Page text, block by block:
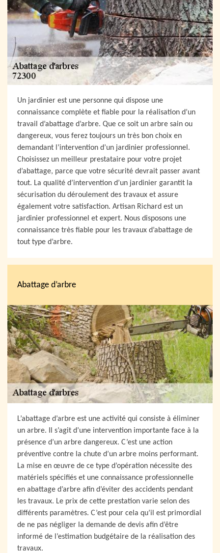
Un jardinier est une personne qui dispose une
connaissance complète et fiable pour la réalisation d’un
travail d’abattage d’arbre. Que ce soit un arbre sain ou
dangereux, vous ferez toujours un très bon choix en
demandant l’intervention d’un jardinier professionnel.
Choisissez un meilleur prestataire pour votre projet
d’abattage, parce que votre sécurité devrait passer avant
tout. La qualité d’intervention d’un jardinier garantit la
sécurisation du déroulement des travaux et assure
également votre satisfaction. Artisan Richard est un
jardinier professionnel et expert. Nous disposons une
connaissance très fiable pour les travaux d’abattage de
tout type d’arbre.
Abattage d’arbre
L’abattage d’arbre est une activité qui consiste à éliminer
un arbre. Il s’agit d’une intervention importante face à la
présence d’un arbre dangereux. C’est une action
préventive contre la chute d’un arbre moins performant.
La mise en œuvre de ce type d’opération nécessite des
matériels spécifiés et une connaissance professionnelle
en abattage d’arbre afin d’éviter des accidents pendant
les travaux. Le prix de cette prestation varie selon des
différents paramètres. C’est pour cela qu’il est primordial
de ne pas négliger la demande de devis afin d’être
informé de l’estimation budgétaire de la réalisation des
travaux.